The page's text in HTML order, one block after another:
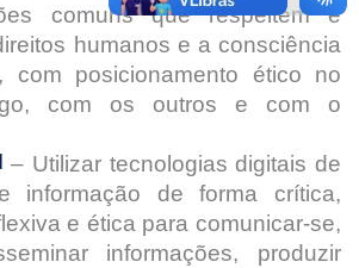
comuns que respeitem e
humanos e a consciência
com posicionamento ético no
com os outros e com o
– Utilizar tecnologias digitais de
informação de forma crítica,
e ética para comunicar-se,
informações, produzir